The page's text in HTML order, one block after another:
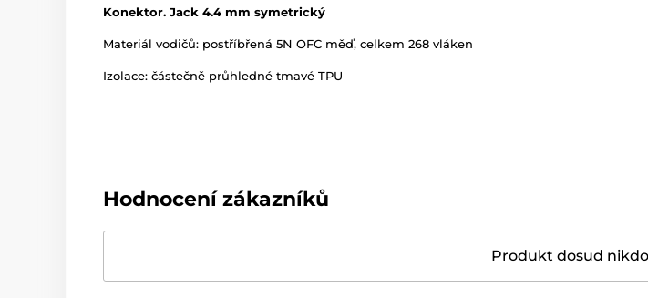
Konektor. Jack 4.4 mm symetrický
Materiál vodičů: postříbřená 5N OFC měď, celkem 268 vláken
Izolace: částečně průhledné tmavé TPU
Hodnocení zákazníků
Produkt dosud